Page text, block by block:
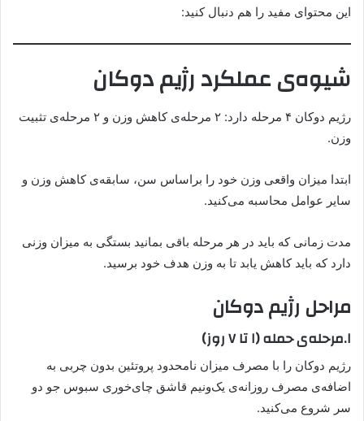
این محتوای مفید را هم دنبال کنید:
شیوه‌ی عملکرد رژیم دوکان
رژیم دوکان ۴ مرحله دارد: ۲ مرحله‌ی کاهش وزن و ۲ مرحله‌ی تثبیت
وزن.
ابتدا میزان واقعی وزن خود را براساس سن، سابقه‌ی کاهش وزن و
سایر عوامل محاسبه می‌کنید.
مدت زمانی که باید در هر مرحله باقی بمانید بستگی به میزان وزنی
دارد که باید کاهش یابد تا به وزن هدف خود برسید.
مراحل رژیم دوکان
۱.مرحله‌ی حمله (۱ تا ۷ روز)
رژیم دوکان را با مصرف میزان نامحدود پروتئین بدون چربی به
اضافه‌ی مصرف روزانه‌ی یک‌و‌نیم قاشق چای‌خوری سبوس جو دو
سر شروع می‌کنید.